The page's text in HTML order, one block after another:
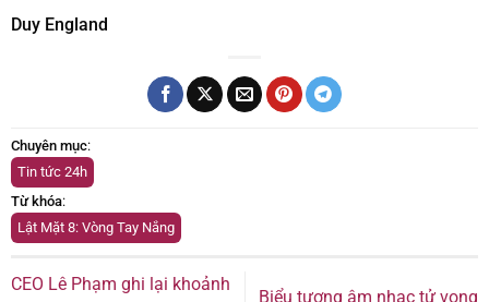
Duy England
Chuyên mục:
Tin tức 24h
Từ khóa:
Lật Mặt 8: Vòng Tay Nắng
CEO Lê Phạm ghi lại khoảnh
Biểu tượng âm nhạc tử vong